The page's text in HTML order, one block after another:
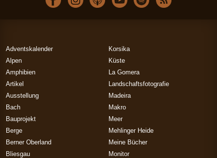
Adventskalender
Alpen
Amphibien
Artikel
Ausstellung
Bach
Bauprojekt
Berge
Berner Oberland
Bliesgau
Korsika
Küste
La Gomera
Landschaftsfotografie
Madeira
Makro
Meer
Mehlinger Heide
Meine Bücher
Monitor